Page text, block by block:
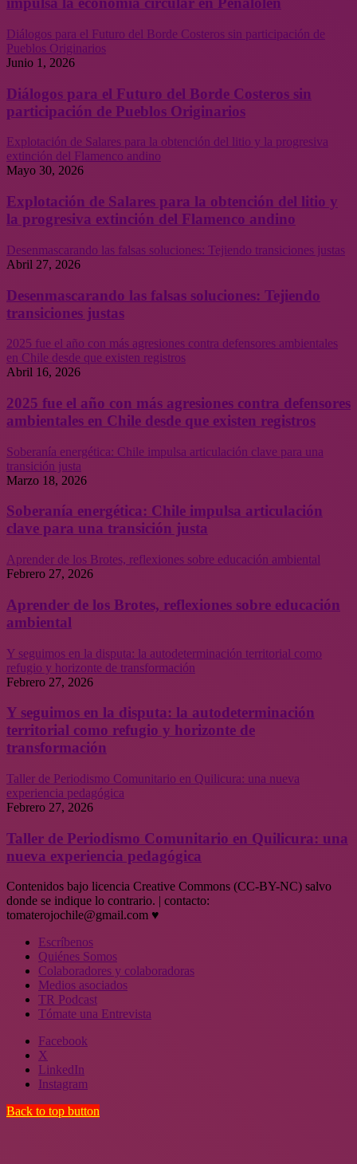
Diálogos para el Futuro del Borde Costeros sin participación de
Pueblos Originarios
Junio 1, 2026
Diálogos para el Futuro del Borde Costeros sin
participación de Pueblos Originarios
Explotación de Salares para la obtención del litio y la progresiva
extinción del Flamenco andino
Mayo 30, 2026
Explotación de Salares para la obtención del litio y
la progresiva extinción del Flamenco andino
Desenmascarando las falsas soluciones: Tejiendo transiciones justas
Abril 27, 2026
Desenmascarando las falsas soluciones: Tejiendo
transiciones justas
2025 fue el año con más agresiones contra defensores ambientales
en Chile desde que existen registros
Abril 16, 2026
2025 fue el año con más agresiones contra defensores
ambientales en Chile desde que existen registros
Soberanía energética: Chile impulsa articulación clave para una
transición justa
Marzo 18, 2026
Soberanía energética: Chile impulsa articulación
clave para una transición justa
Aprender de los Brotes, reflexiones sobre educación ambiental
Febrero 27, 2026
Aprender de los Brotes, reflexiones sobre educación
ambiental
Y seguimos en la disputa: la autodeterminación territorial como
refugio y horizonte de transformación
Febrero 27, 2026
Y seguimos en la disputa: la autodeterminación
territorial como refugio y horizonte de
transformación
Taller de Periodismo Comunitario en Quilicura: una nueva
experiencia pedagógica
Febrero 27, 2026
Taller de Periodismo Comunitario en Quilicura: una
nueva experiencia pedagógica
Contenidos bajo licencia Creative Commons (CC-BY-NC) salvo
donde se indique lo contrario. | contacto:
tomaterojochile@gmail.com ♥
Escríbenos
Quiénes Somos
Colaboradores y colaboradoras
Medios asociados
TR Podcast
Tómate una Entrevista
Facebook
X
LinkedIn
Instagram
Back to top button